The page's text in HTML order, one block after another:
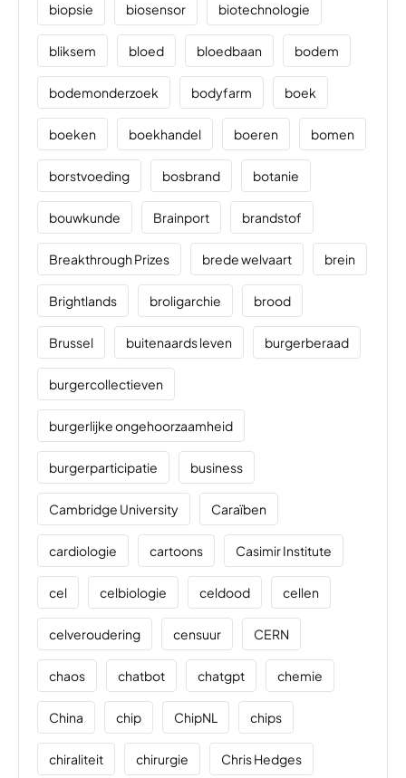
biopsie biosensor biotechnologie
bliksem bloed bloedbaan bodem
bodemonderzoek bodyfarm boek
boeken boekhandel boeren bomen
borstvoeding bosbrand botanie
bouwkunde Brainport brandstof
Breakthrough Prizes brede welvaart brein
Brightlands broligarchie brood
Brussel buitenaards leven burgerberaad
burgercollectieven
burgerlijke ongehoorzaamheid
burgerparticipatie business
Cambridge University Caraïben
cardiologie cartoons Casimir Institute
cel celbiologie celdood cellen
celveroudering censuur CERN
chaos chatbot chatgpt chemie
China chip ChipNL chips
chiraliteit chirurgie Chris Hedges